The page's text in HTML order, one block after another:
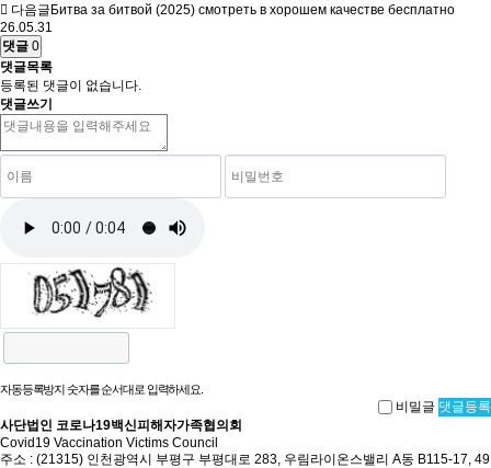
다음글 Битва за битвой (2025) смотреть в хорошем качестве бесплатно
26.05.31
댓글 0
댓글목록
등록된 댓글이 없습니다.
댓글쓰기
자동등록방지 숫자를 순서대로 입력하세요.
비밀글 댓글등록
사단법인 코로나19백신피해자가족협의회
Covid19 Vaccination Victims Council
주소 : (21315) 인천광역시 부평구 부평대로 283, 우림라이온스밸리 A동 B115-17, 49